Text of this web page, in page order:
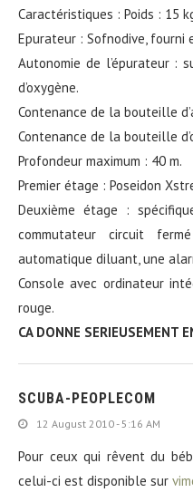
Caractéristiques : Poids : 15
Epurateur : Sofnodive, fourni
Autonomie de l’épurateur :
d’oxygène.
Contenance de la bouteille
Contenance de la bouteille
Profondeur maximum : 40 m.
Premier étage : Poseidon
Deuxième étage :
commutateur circuit
automatique diluant, une
Console avec ordinateur
rouge.
CA DONNE SERIEUSEMENT
SCUBA-PEOPLECOM
12 August 2010 - 5:16 AM
Pour ceux qui rêvent du
celui-ci est disponible sur